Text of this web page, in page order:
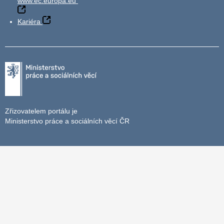
Kariéra
Zřizovatelem portálu je
Ministerstvo práce a sociálních věcí ČR